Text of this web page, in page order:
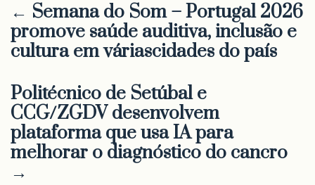
← Semana do Som – Portugal 2026
promove saúde auditiva, inclusão e
cultura em váriascidades do país
Politécnico de Setúbal e
CCG/ZGDV desenvolvem
plataforma que usa IA para
melhorar o diagnóstico do cancro
→